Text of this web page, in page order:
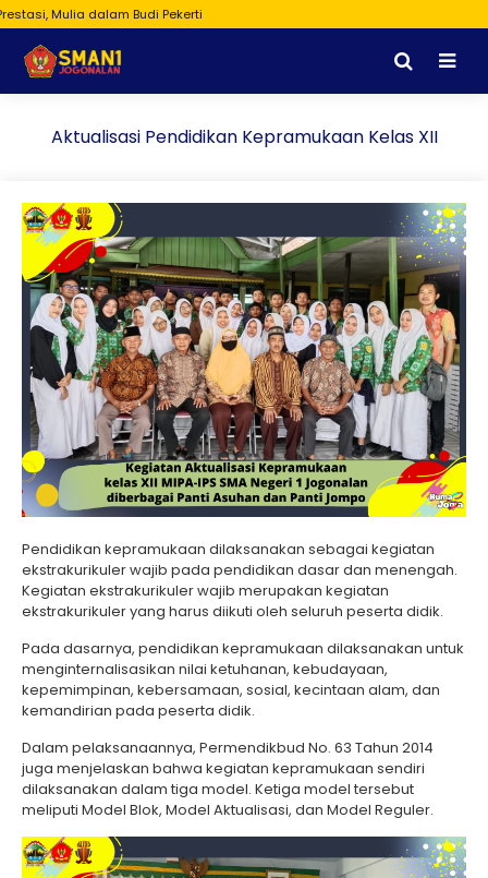
Mulia dalam Budi Pekerti
Aktualisasi Pendidikan Kepramukaan Kelas XII
Pendidikan kepramukaan dilaksanakan sebagai kegiatan
ekstrakurikuler wajib pada pendidikan dasar dan menengah.
Kegiatan ekstrakurikuler wajib merupakan kegiatan
ekstrakurikuler yang harus diikuti oleh seluruh peserta didik.
Pada dasarnya, pendidikan kepramukaan dilaksanakan untuk
menginternalisasikan nilai ketuhanan, kebudayaan,
kepemimpinan, kebersamaan, sosial, kecintaan alam, dan
kemandirian pada peserta didik.
Dalam pelaksanaannya, Permendikbud No. 63 Tahun 2014
juga menjelaskan bahwa kegiatan kepramukaan sendiri
dilaksanakan dalam tiga model. Ketiga model tersebut
meliputi Model Blok, Model Aktualisasi, dan Model Reguler.